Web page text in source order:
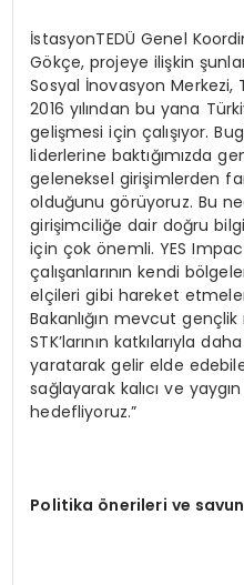
İstasyonTEDÜ Genel
Gökçe, projeye ilişkin
Sosyal İnovasyon Merkezi,
2016 yılından bu yana
gelişmesi için çalışıyor.
liderlerine baktığımızda
geleneksel girişimlerden
olduğunu görüyoruz. Bu
girişimciliğe dair doğru
için çok önemli. YES
çalışanlarının kendi
elçileri gibi hareket
Bakanlığın mevcut
STK’larının katkılarıyla
yaratarak gelir elde
sağlayarak kalıcı ve
hedefliyoruz.”
Politika önerileri ve